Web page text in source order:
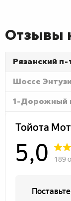
Отзывы
Рязанский п-
Шоссе
1-Дорожный